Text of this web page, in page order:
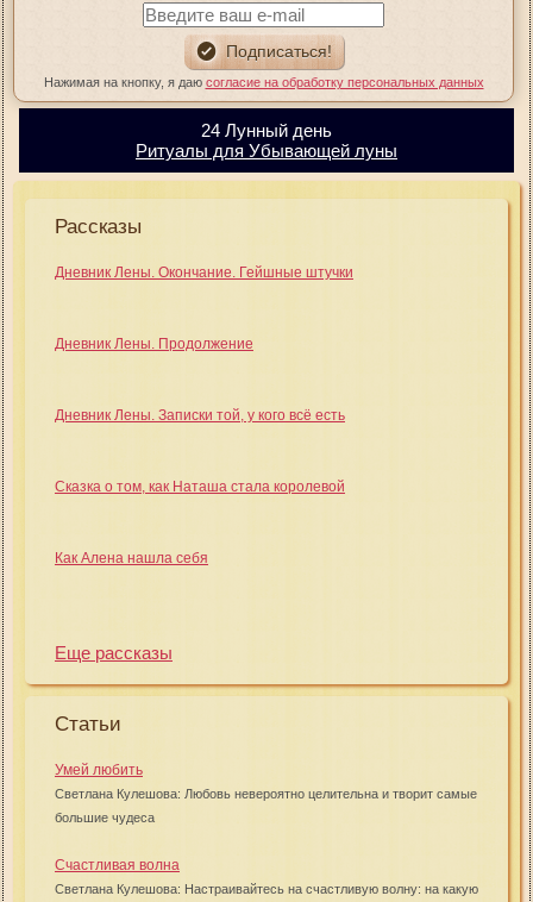
Нажимая на кнопку, я даю согласие на обработку персональных данных
24 Лунный день
Ритуалы для Убывающей луны
Рассказы
Дневник Лены. Окончание. Гейшные штучки
Дневник Лены. Продолжение
Дневник Лены. Записки той, у кого всё есть
Сказка о том, как Наташа стала королевой
Как Алена нашла себя
Еще рассказы
Статьи
Умей любить
Светлана Кулешова: Любовь невероятно целительна и творит самые
большие чудеса
Счастливая волна
Светлана Кулешова: Настраивайтесь на счастливую волну: на какую